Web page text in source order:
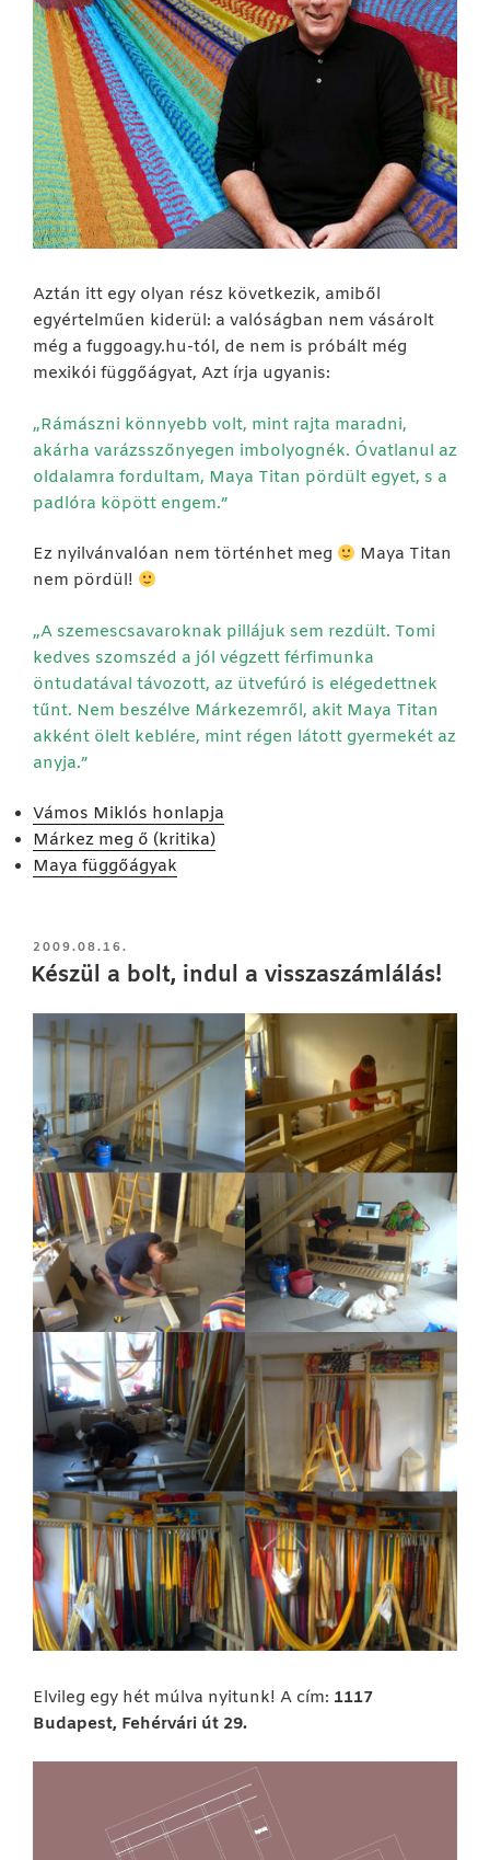
Aztán itt egy olyan rész következik, amiből
egyértelműen kiderül: a valóságban nem vásárolt
még a fuggoagy.hu-tól, de nem is próbált még
mexikói függőágyat, Azt írja ugyanis:
„Rámászni könnyebb volt, mint rajta maradni,
akárha varázsszőnyegen imbolyognék. Óvatlanul az
oldalamra fordultam, Maya Titan pördült egyet, s a
padlóra köpött engem.”
Ez nyilvánvalóan nem történhet meg
Maya Titan
nem pördül!
„A szemescsavaroknak pillájuk sem rezdült. Tomi
kedves szomszéd a jól végzett férfimunka
öntudatával távozott, az ütvefúró is elégedettnek
tűnt. Nem beszélve Márkezemről, akit Maya Titan
akként ölelt keblére, mint régen látott gyermekét az
anyja.”
Vámos Miklós honlapja
Márkez meg ő (kritika)
Maya függőágyak
BEKÜLDVE:
2009.08.16.
Készül a bolt, indul a visszaszámlálás!
Elvileg egy hét múlva nyitunk! A cím: 1117
Budapest, Fehérvári út 29.